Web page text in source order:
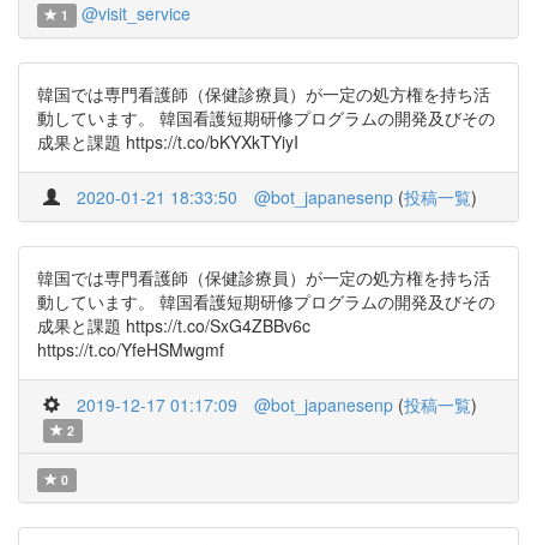
1 @visit_service
韓国では専門看護師（保健診療員）が一定の処方権を持ち活
動しています。 韓国看護短期研修プログラムの開発及びその
成果と課題 https://t.co/bKYXkTYiyI
2020-01-21 18:33:50 @bot_japanesenp (投稿一覧)
韓国では専門看護師（保健診療員）が一定の処方権を持ち活
動しています。 韓国看護短期研修プログラムの開発及びその
成果と課題 https://t.co/SxG4ZBBv6c
https://t.co/YfeHSMwgmf
2019-12-17 01:17:09 @bot_japanesenp (投稿一覧)
2
0